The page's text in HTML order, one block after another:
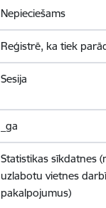
Nepieciešams
Reģistrē, ka tiek
Sesija
_ga
Statistikas sīkdatnes
uzlabotu vietnes
pakalpojumus)